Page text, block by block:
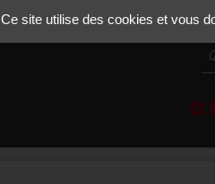
Ce site utilise des cookies et vous